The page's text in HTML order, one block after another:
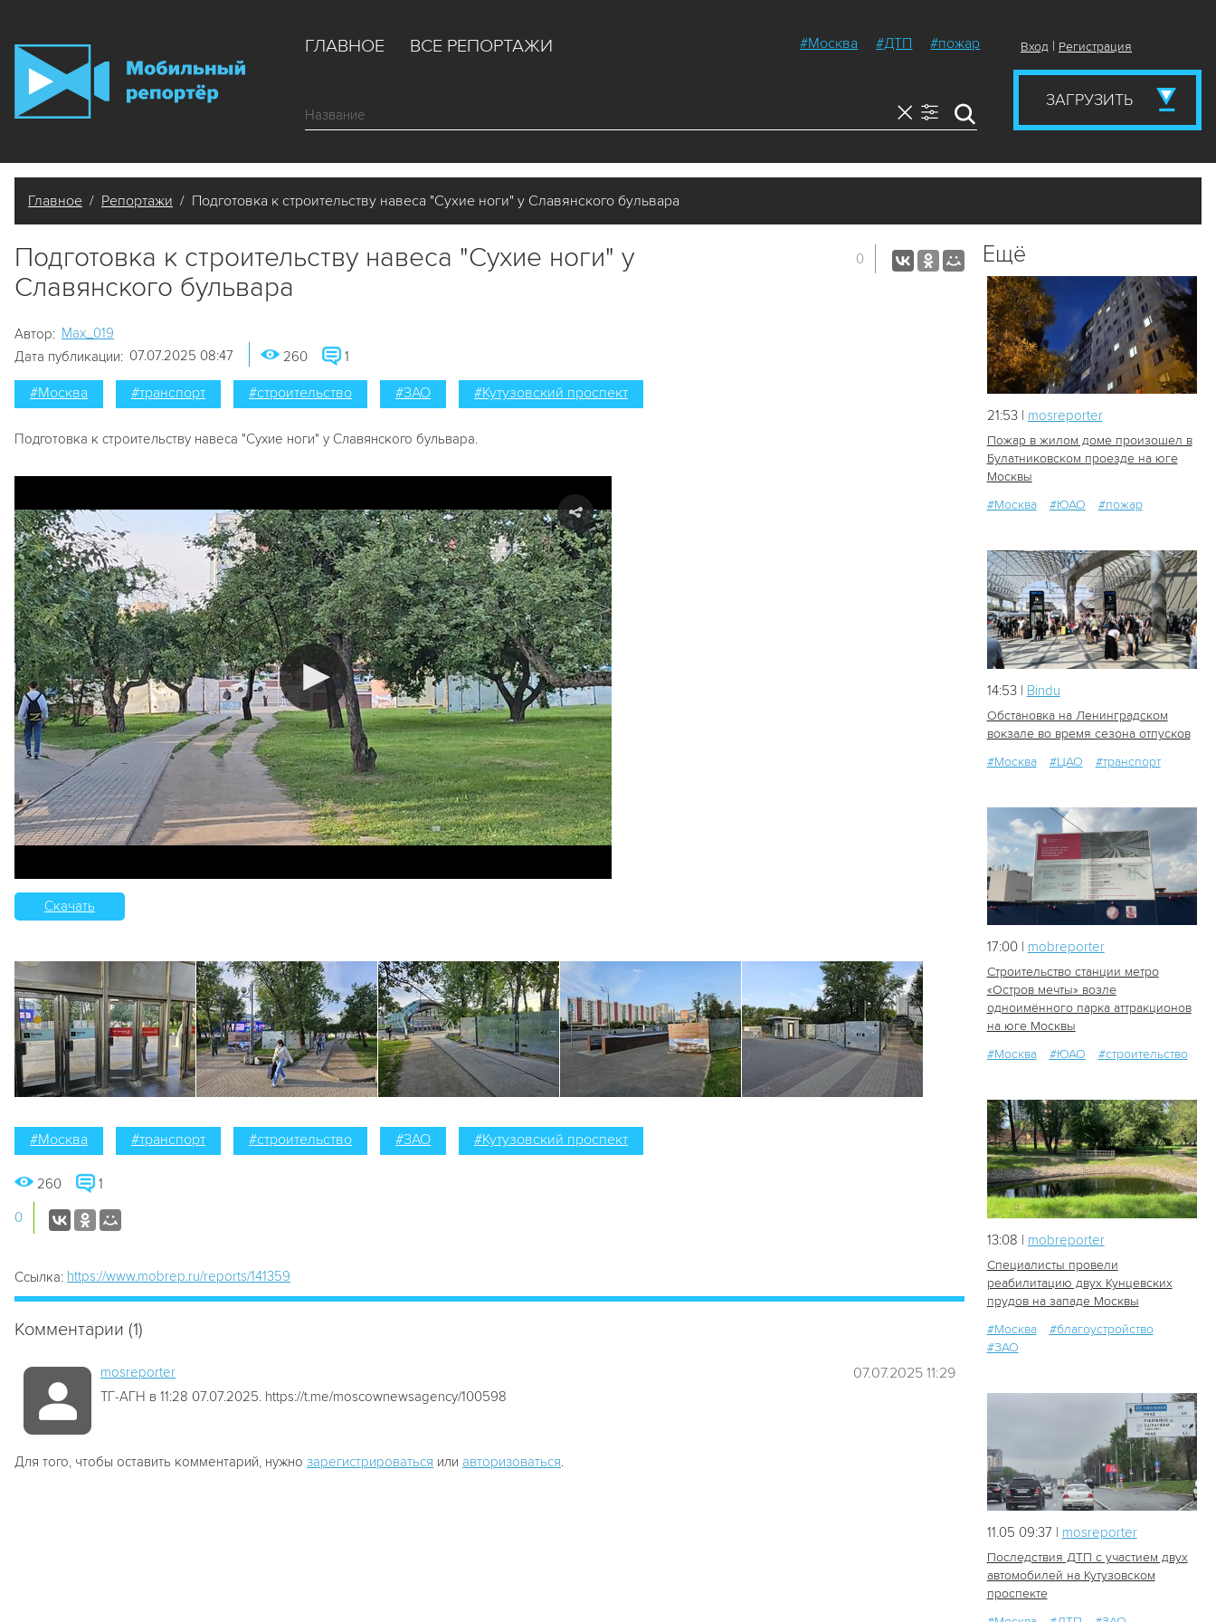
ГЛАВНОЕ ВСЕ РЕПОРТАЖИ #Москва #ДТП #пожар Вход | Регистрация
ЗАГРУЗИТЬ
Главное / Репортажи / Подготовка к строительству навеса "Сухие ноги" у Славянского бульвара
Подготовка к строительству навеса "Сухие ноги" у
Славянского бульвара
0
Автор: Мах_019
Дата публикации: 07.07.2025 08:47 260 1
#Москва #транспорт #строительство #ЗАО #Кутузовский проспект
Подготовка к строительству навеса "Сухие ноги" у Славянского бульвара.
Скачать
#Москва #транспорт #строительство #ЗАО #Кутузовский проспект
260 1
0
Ссылка: https://www.mobrep.ru/reports/141359
Комментарии (1)
mosreporter 07.07.2025 11:29
ТГ-АГН в 11:28 07.07.2025. https://t.me/moscownewsagency/100598
Для того, чтобы оставить комментарий, нужно зарегистрироваться или авторизоваться.
Ещё
21:53 | mosreporter
Пожар в жилом доме произошел в
Булатниковском проезде на юге
Москвы
#Москва
#ЮАО #пожар
18
14:53 | Bindu
Обстановка на Ленинградском
вокзале во время сезона отпусков
#Москва
#ЦАО #транспорт
17:00 | mobreporter
Строительство станции метро
«Остров мечты» возле
одноимённого парка аттракционов
на юге Москвы
#Москва
#ЮАО #строительство
13:08 | mobreporter
Специалисты провели
реабилитацию двух Кунцевских
прудов на западе Москвы
#Москва
#благоустройство
#ЗАО
11.05 09:37 | mosreporter
Последствия ДТП с участием двух
автомобилей на Кутузовском
проспекте